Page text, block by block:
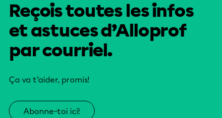
Reçois toutes les infos
et astuces d’Alloprof
par courriel.
Ça va t’aider, promis!
Abonne-toi ici!